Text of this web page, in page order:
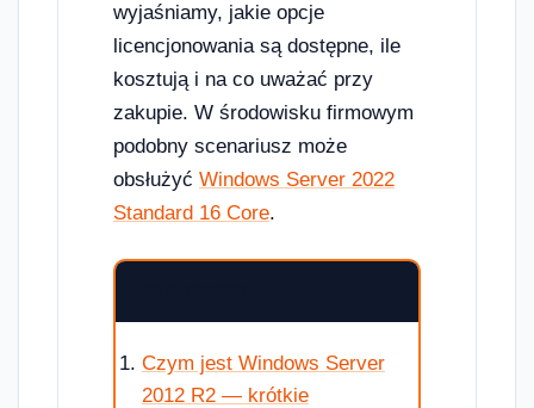
wyjaśniamy, jakie opcje
licencjonowania są dostępne, ile
kosztują i na co uważać przy
zakupie. W środowisku firmowym
podobny scenariusz może
obsłużyć Windows Server 2022
Standard 16 Core.
Czym jest Windows Server
2012 R2 — krótkie